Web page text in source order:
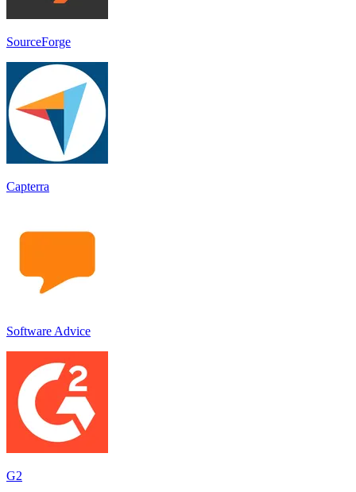
SourceForge
Capterra
Software Advice
G2